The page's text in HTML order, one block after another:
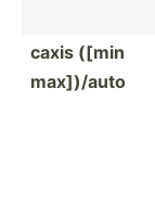
caxis ([min
max])/auto